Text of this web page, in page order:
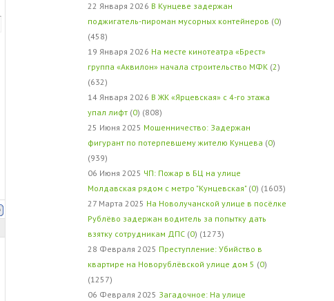
22 Января 2026 В Кунцеве задержан
поджигатель-пироман мусорных контейнеров (0)
(458)
19 Января 2026 На месте кинотеатра «Брест»
группа «Аквилон» начала строительство МФК (2)
(632)
14 Января 2026 В ЖК «Ярцевская» с 4-го этажа
упал лифт (0) (808)
25 Июня 2025 Мошенничество: Задержан
фигурант по потерпевшему жителю Кунцева (0)
(939)
06 Июня 2025 ЧП: Пожар в БЦ на улице
Молдавская рядом с метро "Кунцевская" (0) (1603)
27 Марта 2025 На Новолучанской улице в посёлке
Рублёво задержан водитель за попытку дать
взятку сотрудникам ДПС (0) (1273)
28 Февраля 2025 Преступление: Убийство в
квартире на Новорублёвской улице дом 5 (0)
(1257)
06 Февраля 2025 Загадочное: На улице